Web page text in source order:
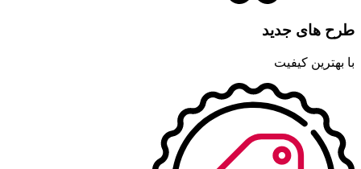
طرح های جدید
با بهترین کیفیت